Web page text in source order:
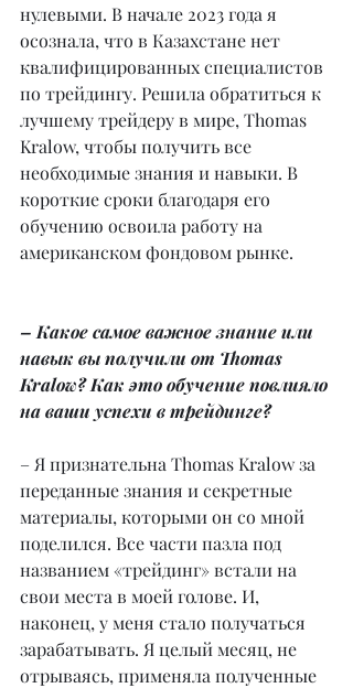
нулевыми. В начале 2023 года я
осознала, что в Казахстане нет
квалифицированных специалистов
по трейдингу. Решила обратиться к
лучшему трейдеру в мире, Thomas
Kralow, чтобы получить все
необходимые знания и навыки. В
короткие сроки благодаря его
обучению освоила работу на
американском фондовом рынке.
– Какое самое важное знание или
навык вы получили от Thomas
Kralow? Как это обучение повлияло
на ваши успехи в трейдинге?
– Я признательна Thomas Kralow за
переданные знания и секретные
материалы, которыми он со мной
поделился. Все части пазла под
названием «трейдинг» встали на
свои места в моей голове. И,
наконец, у меня стало получаться
зарабатывать. Я целый месяц, не
отрываясь, применяла полученные